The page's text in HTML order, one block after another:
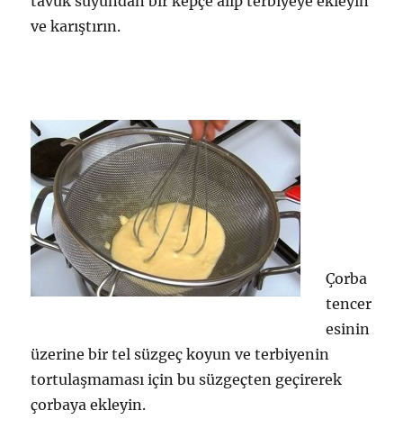
ve karıştırın.
Çorba
tencer
esinin
üzerine bir tel süzgeç koyun ve terbiyenin
tortulaşmaması için bu süzgeçten geçirerek
çorbaya ekleyin.